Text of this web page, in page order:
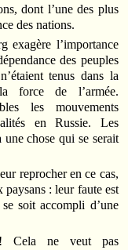
dont l’une des plus
des nations.
exagère l’importance
des peuples
tenus dans la
force de l’armée.
les mouvements
en Russie. Les
chose qui se serait
reprocher en ce cas,
paysans : leur faute est
soit accompli d’une
! Cela ne veut pas